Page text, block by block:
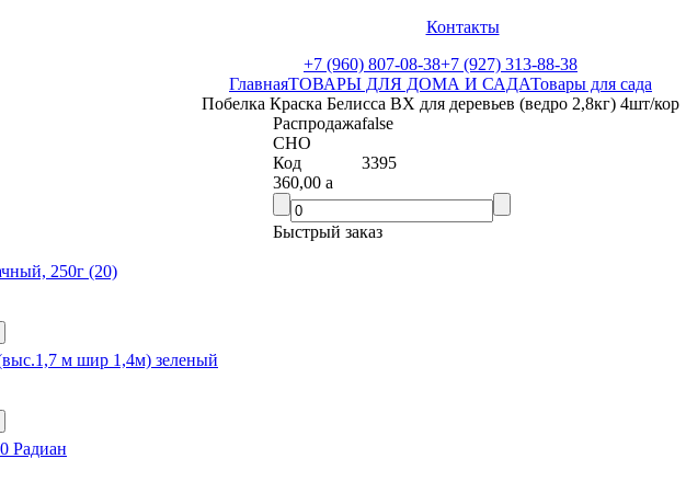
Контакты
+7 (960) 807-08-38+7 (927) 313-88-38
ГлавнаяТОВАРЫ ДЛЯ ДОМА И САДАТовары для сада
Побелка Краска Белисса ВХ для деревьев (ведро 2,8кг) 4шт/кор
Распродажаfalse
СНО
Код
3395
360,00 a
Быстрый заказ
250г (20)
м шир 1,4м) зеленый
Радиан